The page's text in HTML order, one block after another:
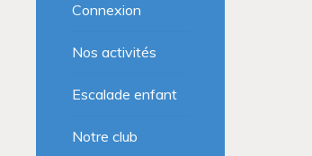
Connexion
Nos activités
Escalade enfant
Notre club